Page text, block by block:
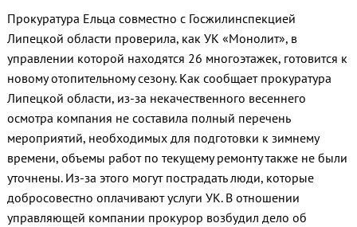
Прокуратура Ельца совместно с Госжилинспекцией
Липецкой области проверила, как УК «Монолит», в
управлении которой находятся 26 многоэтажек, готовится к
новому отопительному сезону. Как сообщает прокуратура
Липецкой области, из-за некачественного весеннего
осмотра компания не составила полный перечень
мероприятий, необходимых для подготовки к зимнему
времени, объемы работ по текущему ремонту также не были
уточнены. Из-за этого могут пострадать люди, которые
добросовестно оплачивают услуги УК. В отношении
управляющей компании прокурор возбудил дело об